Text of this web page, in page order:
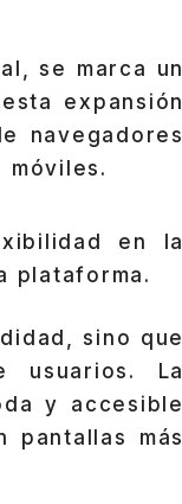
se marca un
expansión
navegadores
en la
plataforma.
sino que
La
y accesible
pantallas más